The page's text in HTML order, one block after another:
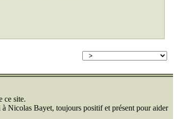
ce site.
Nicolas Bayet, toujours positif et présent pour aider